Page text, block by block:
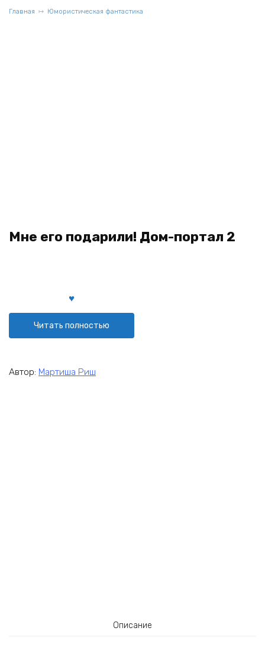
Главная Юмористическая фантастика
Мне его подарили! Дом-портал 2
Читать полностью
Автор: Мартиша Риш
Описание